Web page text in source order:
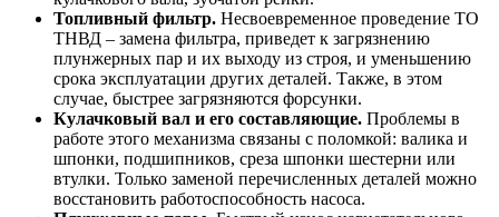
Топливный фильтр. Несвоевременное проведение ТО
ТНВД – замена фильтра, приведет к загрязнению
плунжерных пар и их выходу из строя, и уменьшению
срока эксплуатации других деталей. Также, в этом
случае, быстрее загрязняются форсунки.
Кулачковый вал и его составляющие. Проблемы в
работе этого механизма связаны с поломкой: валика и
шпонки, подшипников, среза шпонки шестерни или
втулки. Только заменой перечисленных деталей можно
восстановить работоспособность насоса.